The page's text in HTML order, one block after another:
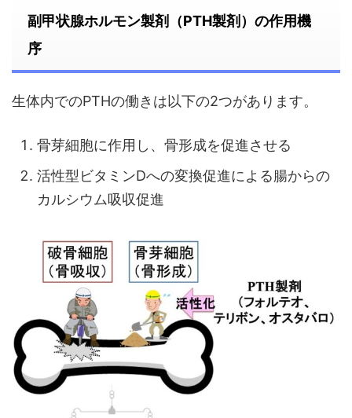
副甲状腺ホルモン製剤（PTH製剤）の作用機
序
生体内でのPTHの働きは以下の2つがあります。
骨芽細胞に作用し、骨形成を促進させる
活性型ビタミンDへの変換促進による腸からの
カルシウム吸収促進